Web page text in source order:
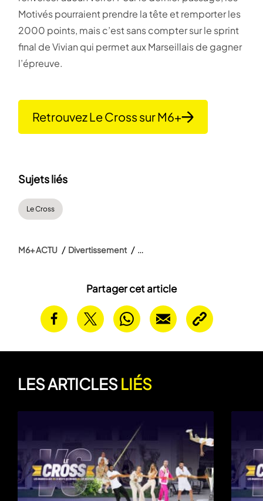
Partager cet article
Motivés pourraient prendre la tête et remporter les
2000 points, mais c’est sans compter sur le sprint
final de Vivian qui permet aux Marseillais de gagner
l’épreuve.
Retrouvez Le Cross sur M6+
Sujets liés
Le Cross
M6+ ACTU Divertissement
LES ARTICLESLIÉS